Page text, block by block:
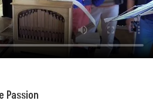
Passion